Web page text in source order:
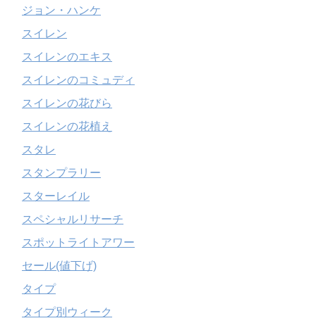
ジョン・ハンケ
スイレン
スイレンのエキス
スイレンのコミュディ
スイレンの花びら
スイレンの花植え
スタレ
スタンプラリー
スターレイル
スペシャルリサーチ
スポットライトアワー
セール(値下げ)
タイプ
タイプ別ウィーク